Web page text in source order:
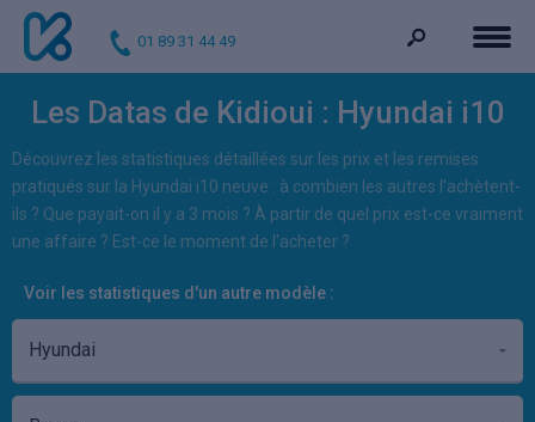
01 89 31 44 49
Les Datas de Kidioui : Hyundai i10
Découvrez les statistiques détaillées sur les prix et les remises
pratiqués sur la Hyundai i10 neuve : à combien les autres l'achètent-
ils ? Que payait-on il y a 3 mois ? À partir de quel prix est-ce vraiment
une affaire ? Est-ce le moment de l'acheter ?
Voir les statistiques d'un autre modèle :